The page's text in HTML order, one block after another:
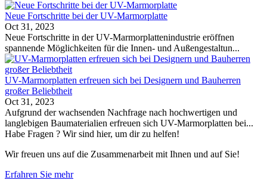
Neue Fortschritte bei der UV-Marmorplatte
Oct 31, 2023
Neue Fortschritte in der UV-Marmorplattenindustrie eröffnen
spannende Möglichkeiten für die Innen- und Außengestaltun...
UV-Marmorplatten erfreuen sich bei Designern und Bauherren
großer Beliebtheit
Oct 31, 2023
Aufgrund der wachsenden Nachfrage nach hochwertigen und
langlebigen Baumaterialien erfreuen sich UV-Marmorplatten bei...
Habe Fragen ? Wir sind hier, um dir zu helfen!
Wir freuen uns auf die Zusammenarbeit mit Ihnen und auf Sie!
Erfahren Sie mehr